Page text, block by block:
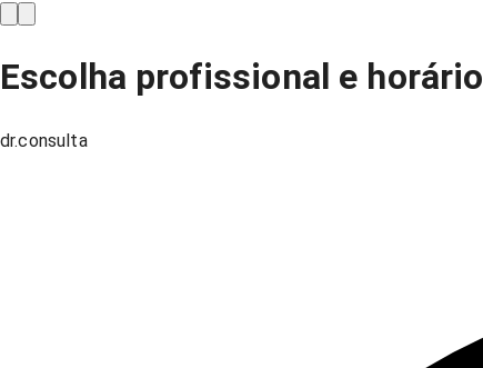
Escolha profissional e horário
dr.consulta